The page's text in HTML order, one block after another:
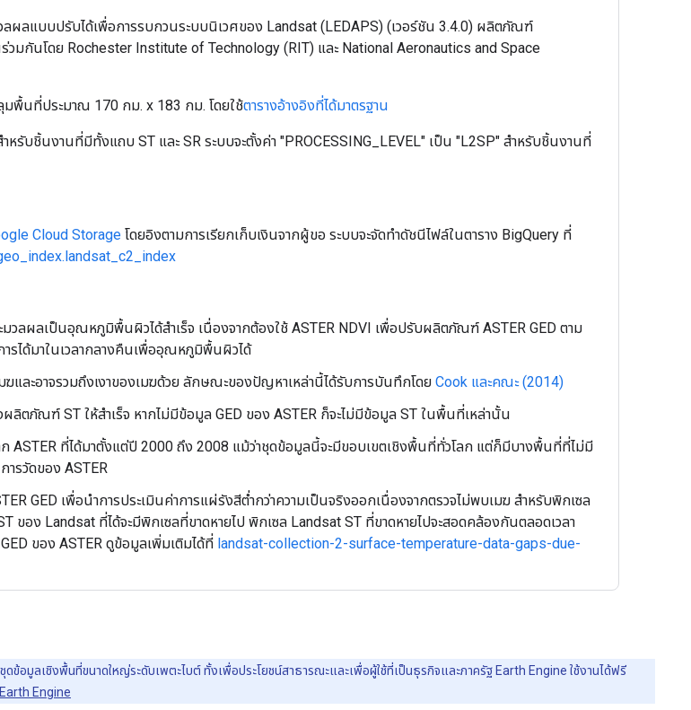
ลแบบปรับได้เพื่อการรบกวนระบบนิเวศของ Landsat (LEDAPS) (เวอร์ชัน 3.4.0) ผลิตภัณฑ์
กันโดย Rochester Institute of Technology (RIT) และ National Aeronautics and Space
พื้นที่ประมาณ 170 กม. x 183 กม. โดยใช้ตารางอ้างอิงที่ได้มาตรฐาน
รับชิ้นงานที่มีทั้งแถบ ST และ SR ระบบจะตั้งค่า "PROCESSING_LEVEL" เป็น "L2SP" สำหรับชิ้นงานที่
Cloud Storage โดยอิงตามการเรียกเก็บเงินจากผู้ขอ ระบบจะจัดทำดัชนีไฟล์ในตาราง BigQuery ที่
ผลเป็นอุณหภูมิพื้นผิวได้สำเร็จ เนื่องจากต้องใช้ ASTER NDVI เพื่อปรับผลิตภัณฑ์ ASTER GED ตาม
ารได้มาในเวลากลางคืนเพื่ออุณหภูมิพื้นผิวได้
ะอาจรวมถึงเงาของเมฆด้วย ลักษณะของปัญหาเหล่านี้ได้รับการบันทึกโดย Cook และคณะ (2014)
ตภัณฑ์ ST ให้สำเร็จ หากไม่มีข้อมูล GED ของ ASTER ก็จะไม่มีข้อมูล ST ในพื้นที่เหล่านั้น
ASTER ที่ได้มาตั้งแต่ปี 2000 ถึง 2008 แม้ว่าชุดข้อมูลนี้จะมีขอบเขตเชิงพื้นที่ทั่วโลก แต่ก็มีบางพื้นที่ที่ไม่มี
รวัดของ ASTER
GED เพื่อนำการประเมินค่าการแผ่รังสีต่ำกว่าความเป็นจริงออกเนื่องจากตรวจไม่พบเมฆ สำหรับพิกเซล
อง Landsat ที่ได้จะมีพิกเซลที่ขาดหายไป พิกเซล Landsat ST ที่ขาดหายไปจะสอดคล้องกันตลอดเวลา
ของ ASTER ดูข้อมูลเพิ่มเติมได้ที่ landsat-collection-2-surface-temperature-data-gaps-due-
อมูลเชิงพื้นที่ขนาดใหญ่ระดับเพตะไบต์ ทั้งเพื่อประโยชน์สาธารณะและเพื่อผู้ใช้ที่เป็นธุรกิจและภาครัฐ Earth Engine ใช้งานได้ฟรี
Engine